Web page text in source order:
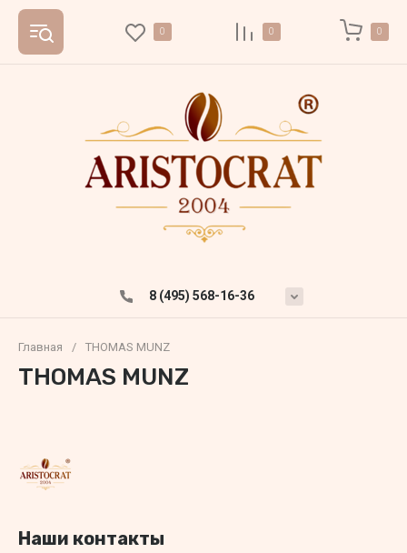
0 0 0
8 (495) 568-16-36
Главная / THOMAS MUNZ
THOMAS MUNZ
Наши контакты